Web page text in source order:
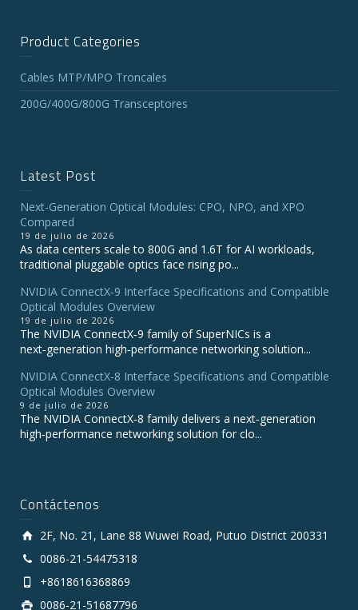
Product Categories
Cables MTP/MPO Troncales
200G/400G/800G Transceptores
Latest Post
Next-Generation Optical Modules: CPO, NPO, and XPO
Compared
19 de julio de 2026
As data centers scale to 800G and 1.6T for AI workloads,
traditional pluggable optics face rising po...
NVIDIA ConnectX‑9 Interface Specifications and Compatible
Optical Modules Overview
19 de julio de 2026
The NVIDIA ConnectX‑9 family of SuperNICs is a
next‑generation high‑performance networking solution...
NVIDIA ConnectX-8 Interface Specifications and Compatible
Optical Modules Overview
9 de julio de 2026
The NVIDIA ConnectX‑8 family delivers a next‑generation
high‑performance networking solution for clo...
Contáctenos
2F, No. 21, Lane 88 Wuwei Road, Putuo District 200331
0086-21-54475318
+8618616368869
0086-21-51687796